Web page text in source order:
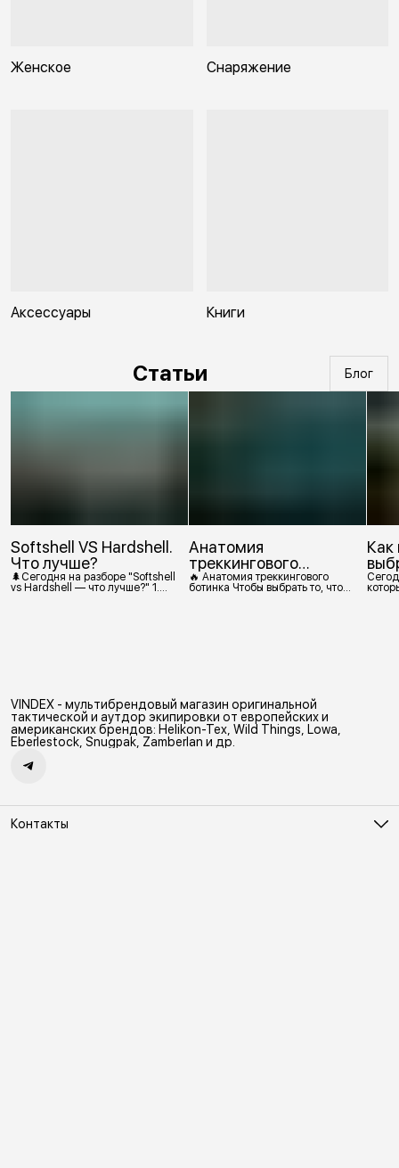
Женское Снаряжение
Аксессуары Книги
Статьи Блог
Softshell VS Hardshell.
Что лучше?
🌲Сегодня на разборе "Softshell
vs Hardshell — что лучше?" 1.
эластичной тканью. •
Ветрозащитный мембранный
Softshell Демисезонная гор
Анатомия
треккингового
ботинка
🔥 Анатомия треккингового
ботинка Чтобы выбрать то, что
пропорциях. Обеспечивает
сцепление с поверхностью,
защиту от истрирания и износа,
а также безопасность. 2
Как
VINDEX - мультибрендовый магазин оригинальной
тактической и аутдор экипировки от европейских и
американских брендов: Helikon-Tex, Wild Things, Lowa,
Eberlestock, Snugpak, Zamberlan и др.
Контакты